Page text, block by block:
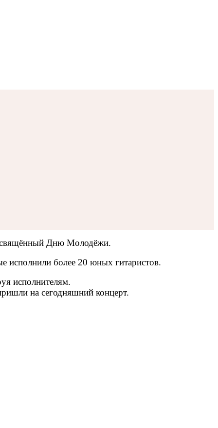
Дню Молодёжи.
исполнили более 20 юных гитаристов.
исполнителям.
на сегодняшний концерт.